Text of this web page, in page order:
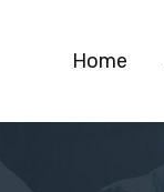
Home